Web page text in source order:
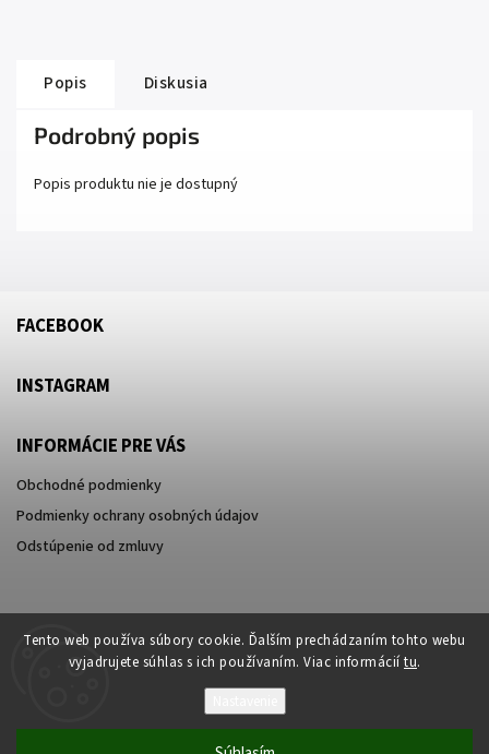
Tento web používa súbory cookie. Ďalším prechádzaním tohto webu
vyjadrujete súhlas s ich používaním. Viac informácií tu.
Popis Diskusia
Podrobný popis
Popis produktu nie je dostupný
FACEBOOK
INSTAGRAM
INFORMÁCIE PRE VÁS
Obchodné podmienky
Podmienky ochrany osobných údajov
Odstúpenie od zmluvy